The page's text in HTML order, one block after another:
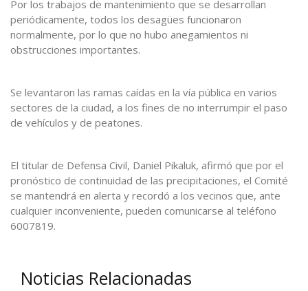
Por los trabajos de mantenimiento que se desarrollan
periódicamente, todos los desagües funcionaron
normalmente, por lo que no hubo anegamientos ni
obstrucciones importantes.
Se levantaron las ramas caídas en la vía pública en varios
sectores de la ciudad, a los fines de no interrumpir el paso
de vehículos y de peatones.
El titular de Defensa Civil, Daniel Pikaluk, afirmó que por el
pronóstico de continuidad de las precipitaciones, el Comité
se mantendrá en alerta y recordó a los vecinos que, ante
cualquier inconveniente, pueden comunicarse al teléfono
6007819.
Noticias Relacionadas